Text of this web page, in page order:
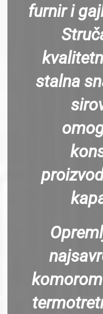
furnir i
stalna